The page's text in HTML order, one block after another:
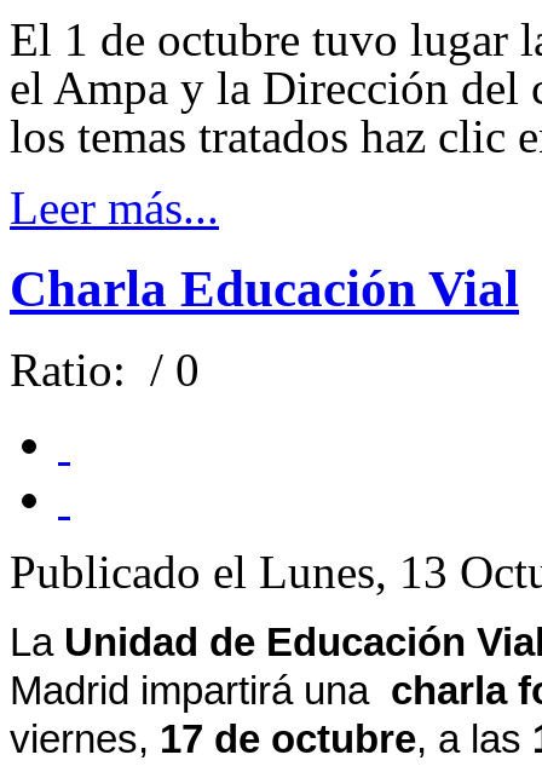
El 1 de octubre tuvo lugar
el Ampa y la Dirección del
los temas tratados haz clic
Leer más...
Charla Educación Vial
Ratio: / 0
Publicado el Lunes, 13
La Unidad de Educación
Madrid impartirá una charla
viernes, 17 de octubre, a las